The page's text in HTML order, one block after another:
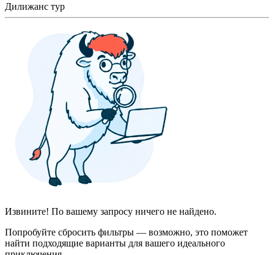
Дилижанс тур
Извините! По вашему запросу ничего не найдено.
Попробуйте сбросить фильтры — возможно, это поможет
найти подходящие варианты для вашего идеального